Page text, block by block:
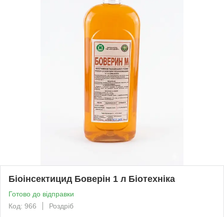
Біоінсектицид Боверін 1 л Біотехніка
Готово до відправки
Код: 966
Роздріб